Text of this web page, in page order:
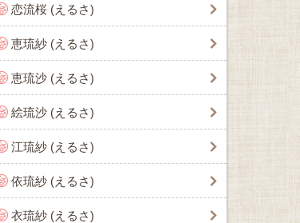
恋流桜 (えるさ)
恵琉紗 (えるさ)
恵琉沙 (えるさ)
絵琉沙 (えるさ)
江琉紗 (えるさ)
依琉紗 (えるさ)
衣琉紗 (えるさ)